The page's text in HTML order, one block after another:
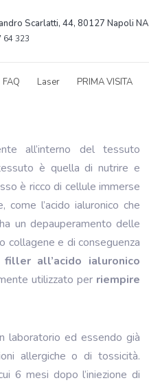
Scarlatti, 44, 80127 Napoli NA
64 323
FAQ Laser PRIMA VISITA
all’interno del tessuto
è quella di nutrire e
è ricco di cellule immerse
l’acido ialuronico che
un depauperamento delle
collagene e di conseguenza
filler all’acido ialuronico
utilizzato per riempire
laboratorio ed essendo già
allergiche o di tossicità.
6 mesi dopo l’iniezione di